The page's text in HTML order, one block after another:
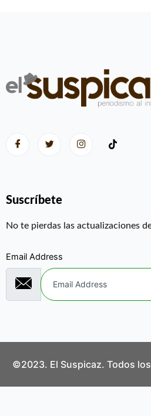
Suscríbete
No te pierdas las actualizaciones
Email Address
©2023. El Suspicaz. Todos